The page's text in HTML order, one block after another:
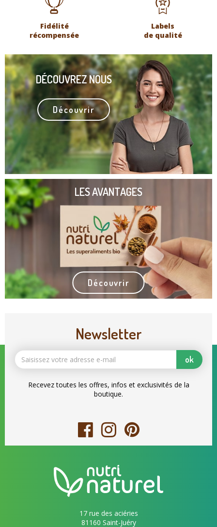
Fidélité
récompensée
Labels
de qualité
DÉCOUVREZ NOUS
Découvrir
LES AVANTAGES
Découvrir
Newsletter
ok
Recevez toutes les offres, infos et exclusivités de la
boutique.
17 rue des aciéries
81160 Saint-Juéry